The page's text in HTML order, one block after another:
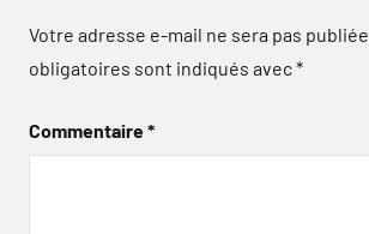
Votre adresse e-mail ne sera pas publiée.
obligatoires sont indiqués avec*
Commentaire*